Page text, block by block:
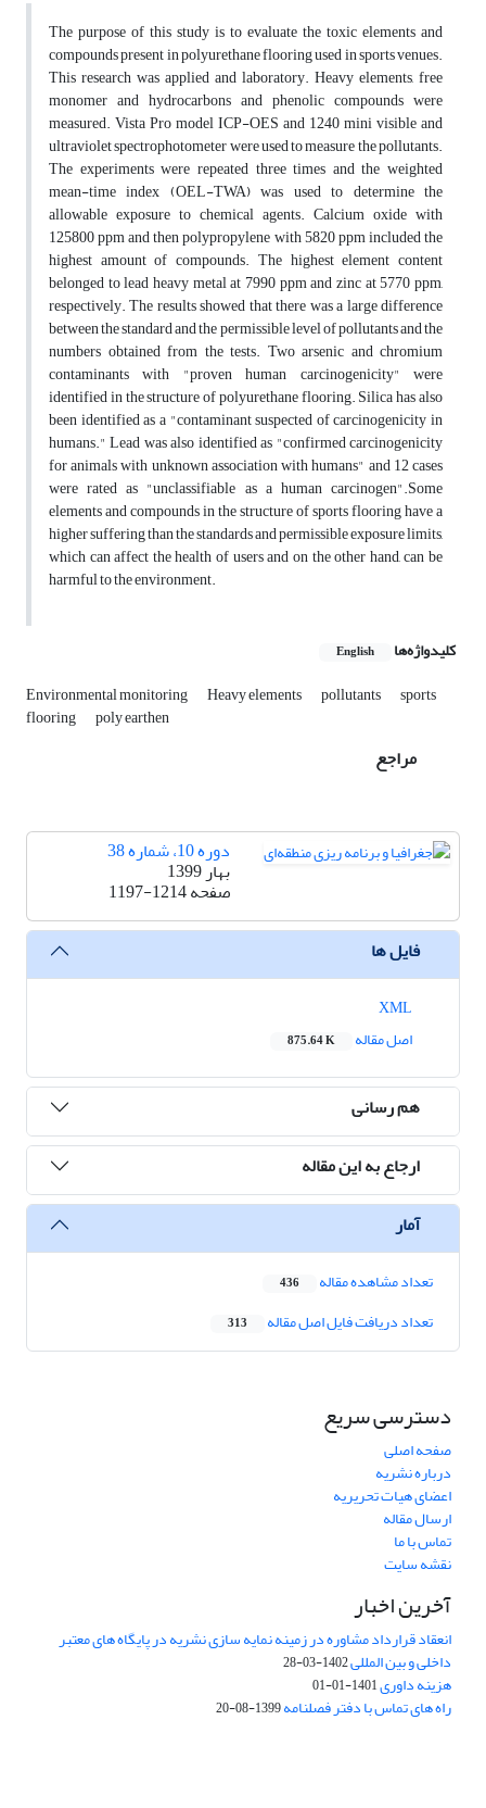
The purpose of this study is to evaluate the toxic elements and
compounds present in polyurethane flooring used in sports venues.
This research was applied and laboratory. Heavy elements, free
monomer and hydrocarbons and phenolic compounds were
measured. Vista Pro model ICP-OES and 1240 mini visible and
ultraviolet spectrophotometer were used to measure the pollutants.
The experiments were repeated three times and the weighted
mean-time index (OEL-TWA) was used to determine the
allowable exposure to chemical agents. Calcium oxide with
125800 ppm and then polypropylene with 5820 ppm included the
highest amount of compounds. The highest element content
belonged to lead heavy metal at 7990 ppm and zinc at 5770 ppm,
respectively. The results showed that there was a large difference
between the standard and the permissible level of pollutants and the
numbers obtained from the tests. Two arsenic and chromium
contaminants with "proven human carcinogenicity" were
identified in the structure of polyurethane flooring. Silica has also
been identified as a "contaminant suspected of carcinogenicity in
humans." Lead was also identified as "confirmed carcinogenicity
for animals with unknown association with humans" and 12 cases
were rated as "unclassifiable as a human carcinogen".Some
elements and compounds in the structure of sports flooring have a
higher suffering than the standards and permissible exposure limits,
which can affect the health of users and on the other hand, can be
harmful to the environment.
کلیدواژه‌ها English
Environmental monitoring Heavy elements pollutants sports
flooring poly earthen
مراجع
دوره 10، شماره 38
بهار 1399
صفحه1197-1214
فایل ها
اصل مقاله
875.64 K
هم رسانی
ارجاع به این مقاله
آمار
تعداد مشاهده مقاله 436
تعداد دریافت فایل اصل مقاله 313
دسترسی سریع
صفحه اصلی
درباره نشریه
اعضای هیات تحریریه
ارسال مقاله
تماس با ما
نقشه سایت
آخرین اخبار
انعقاد قرارداد مشاوره در زمینه نمایه سازی نشریه در پایگاه های معتبر
داخلی و بین المللی1402-03-28
هزینه داوری1401-01-01
راه های تماس با دفتر فصلنامه1399-08-20